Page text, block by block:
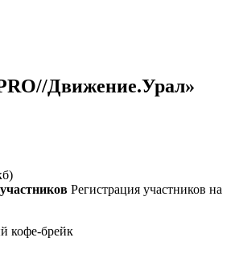
//Движение.Урал»
Регистрация участников на
кофе-брейк